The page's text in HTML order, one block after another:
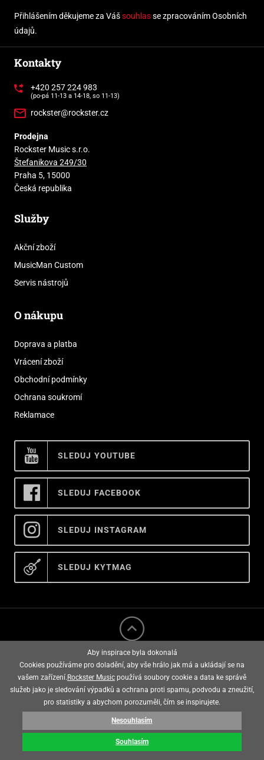
Přihlášením děkujeme za Vášsouhlasse zpracováním Osobních
údajů.
Kontakty
+420 257 224 983
(po-pá 11-13 a 14-18, so 11-13)
rockster@rockster.cz
Prodejna
Rockster Music s.r.o.
Štefanikova 249/30
Praha 5, 15000
Česká republika
Služby
Akční zboží
MusicMan Custom
Servis nástrojů
O nákupu
Doprava a platba
Vrácení zboží
Obchodní podmínky
Ochrana soukromí
Reklamace
SLEDUJ YOUTUBE
SLEDUJ FACEBOOK
SLEDUJ INSTAGRAM
SLEDUJ KYTMAG
rockster music © 2008 - 2026
E-shop vytvořila
Aby inspirace byla dokonalá
Cookies používáme pro doladění, aby vše hrálo jak má a ukládají se na
vašem zařízení. Rockster Music používá soubory cookie a data ke správě
služeb jako je sledování výpadků a ochrana proti spamu, podvodu a zneužití,
pro statistiky a abychom porozuměli, čím se inspirujete.
Nesouhlasím
Souhlasím